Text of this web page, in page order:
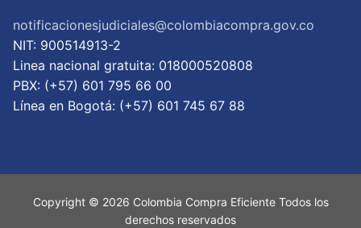
notificacionesjudiciales@colombiacompra.gov.co
NIT: 900514913-2
Linea nacional gratuita: 018000520808
PBX: (+57) 601 795 66 00
Lí­nea en Bogotá: (+57) 601 745 67 88
Copyright © 2026 Colombia Compra Eficiente Todos los
derechos reservados